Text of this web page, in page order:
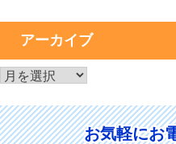
アーカイブ
ア
カ
イ
お気軽にお